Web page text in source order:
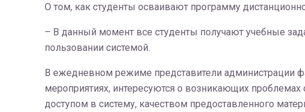
О том, как студенты осваивают программу
– В данный момент все студенты получают учебные
пользовании системой.
В ежедневном режиме представители администрации
мероприятиях, интересуются о возникающих
доступом в систему, качеством предоставленного